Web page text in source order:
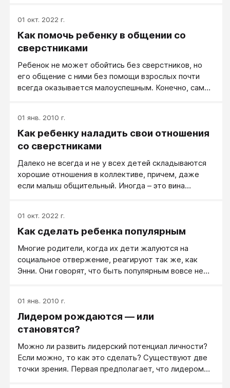
говорил: «Сынок, у тебя ОПЯТЬ ПОЛУЧИЛОСЬ!»
Для ребенка этот обман незаметен, но в результате
у него формируется уверенность: «Я МОГУ
это уже несколько раз получилось!» И ребенок
таким образом «иммунизируется» к неизбежным
будущим неудачам.
01 окт. 2022 г.
Как помочь ребенку в общении со
сверстниками
Ребенок не может обойтись без сверстников, но
его общение с ними без помощи взрослых почти
всегда оказывается малоуспешным. Конечно, самые
с другими детьми необходимо вмешиваться
напрямую: ребенка нужно учить, как достойно
выходить из конфликтной ситуации, мириться,
воздействие на агрессивного сверстника.
Неподготовленность наших детей к социальным
коллизиям, впервые возникающим перед ними,
01 янв. 2010 г.
Как ребенку наладить свои отношения
со сверстниками
Далеко не всегда и не у всех детей складываются
хорошие отношения в коллективе, причем, даже
если малыш общительный. Иногда – это вина
поговорим не о причинах, а о том, как же помочь
ребенку наладить отношения в коллективе. Для
малыша, возможно, что именно из-за него у
ребенка сложились острые отношения с
коллективом.
01 окт. 2022 г.
Как сделать ребенка популярным
Многие родители, когда их дети жалуются на
социальное отвержение, реагируют так же, как
Энни. Они говорят, что быть популярным вовсе не
поняли бы, насколько глубоко заблуждаются.
Популярным быть необходимо, и, возможно, это
одна из самых важных высот, которых способны
01 янв. 2010 г.
Лидером рождаются — или
становятся?
Можно ли развить лидерский потенциал личности?
Если можно, то как это сделать? Существуют две
точки зрения. Первая предполагает, что лидером